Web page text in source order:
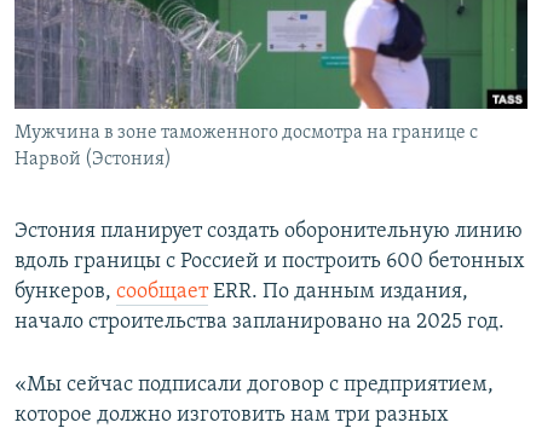
Мужчина в зоне таможенного досмотра на границе с
Нарвой (Эстония)
Эстония планирует создать оборонительную линию
вдоль границы с Россией и построить 600 бетонных
бункеров, сообщаетERR. По данным издания,
начало строительства запланировано на 2025 год.
«Мы сейчас подписали договор с предприятием,
которое должно изготовить нам три разных